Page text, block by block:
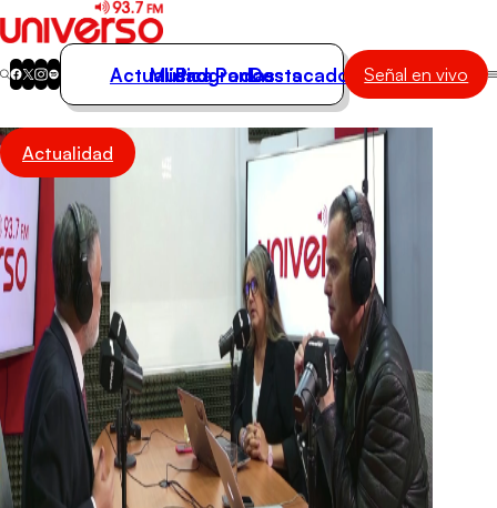
Actualidad
Música
Programas
Podcasts
Destacados
Actualidad
Música
Programas
Podcasts
Destacados Señal en vivo
Actualidad